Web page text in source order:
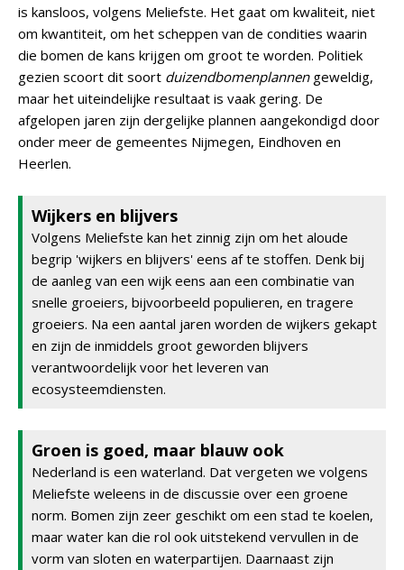
is kansloos, volgens Meliefste. Het gaat om kwaliteit, niet
om kwantiteit, om het scheppen van de condities waarin
die bomen de kans krijgen om groot te worden. Politiek
gezien scoort dit soort duizendbomenplannengeweldig,
maar het uiteindelijke resultaat is vaak gering. De
afgelopen jaren zijn dergelijke plannen aangekondigd door
onder meer de gemeentes Nijmegen, Eindhoven en
Heerlen.
Wijkers en blijvers
Volgens Meliefste kan het zinnig zijn om het aloude
begrip 'wijkers en blijvers' eens af te stoffen. Denk bij
de aanleg van een wijk eens aan een combinatie van
snelle groeiers, bijvoorbeeld populieren, en tragere
groeiers. Na een aantal jaren worden de wijkers gekapt
en zijn de inmiddels groot geworden blijvers
verantwoordelijk voor het leveren van
ecosysteemdiensten.
Groen is goed, maar blauw ook
Nederland is een waterland. Dat vergeten we volgens
Meliefste weleens in de discussie over een groene
norm. Bomen zijn zeer geschikt om een stad te koelen,
maar water kan die rol ook uitstekend vervullen in de
vorm van sloten en waterpartijen. Daarnaast zijn